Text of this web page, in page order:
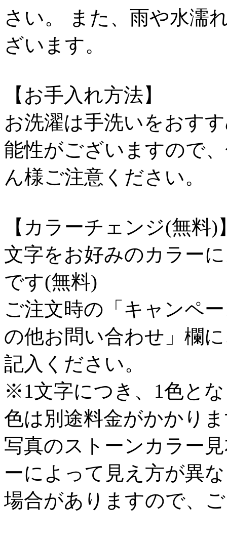
さい。 また、雨や水濡
ざいます。
【お手入れ方法】
お洗濯は手洗いをおす
能性がございますので
ん様ご注意ください。
【カラーチェンジ(無料)
文字をお好みのカラー
です(無料)
ご注文時の「キャンペ
の他お問い合わせ」欄
記入ください。
※1文字につき、1色と
色は別途料金がかかり
写真のストーンカラー
ーによって見え方が異
場合がありますので、